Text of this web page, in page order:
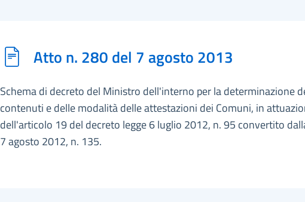
Atto n. 280 del 7 agosto 2013
Schema di decreto del Ministro dell'interno per la determinazione
contenuti e delle modalità delle attestazioni dei Comuni, in
dell'articolo 19 del decreto legge 6 luglio 2012, n. 95 convertito
7 agosto 2012, n. 135.